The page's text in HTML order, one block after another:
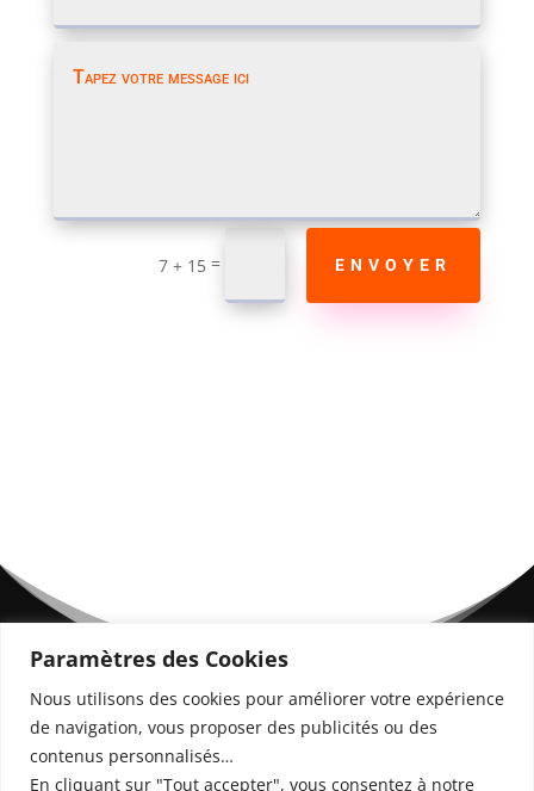
Paramètres des Cookies
Nous utilisons des cookies pour améliorer votre expérience
de navigation, vous proposer des publicités ou des
contenus personnalisés…
En cliquant sur "Tout accepter", vous consentez à notre
7 + 15 = ENVOYER